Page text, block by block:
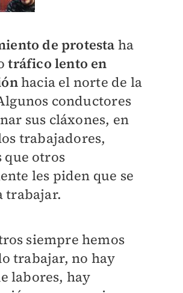
de protesta ha
tráfico lento en
hacia el norte de la
conductores
sus cláxones, en
trabajadores,
otros
les piden que se
trabajar.
siempre hemos
trabajar, no hay
labores, hay